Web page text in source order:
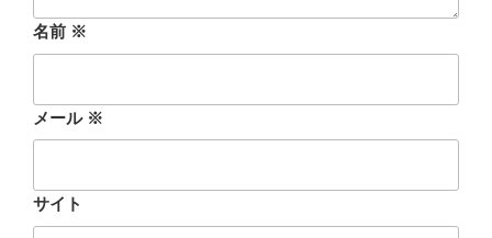
名前 ※
メール ※
サイト